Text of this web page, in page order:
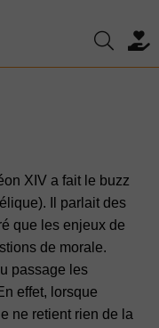
XIV a fait le buzz
Il parlait des
que les enjeux de
de morale.
passage les
effet, lorsque
ne retient rien de la